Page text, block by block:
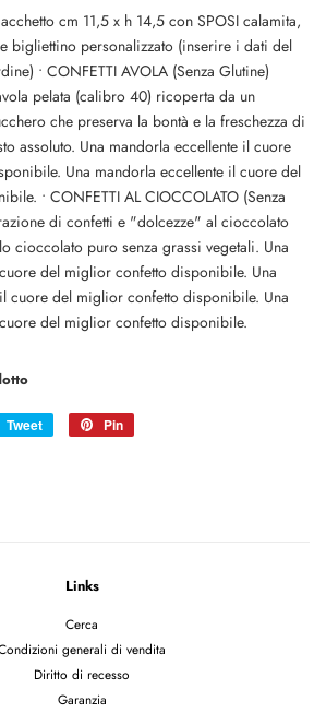
cm 11,5 x h 14,5 con SPOSI calamita,
bigliettino personalizzato (inserire i dati del
• CONFETTI AVOLA (Senza Glutine)
pelata (calibro 40) ricoperta da un
che preserva la bontà e la freschezza di
assoluto. Una mandorla eccellente il cuore
Una mandorla eccellente il cuore del
• CONFETTI AL CIOCCOLATO (Senza
di confetti e "dolcezze" al cioccolato
cioccolato puro senza grassi vegetali. Una
del miglior confetto disponibile. Una
cuore del miglior confetto disponibile. Una
del miglior confetto disponibile.
Tweet
Twitta
Pin
Links
Cerca
generali di vendita
Diritto di recesso
Garanzia